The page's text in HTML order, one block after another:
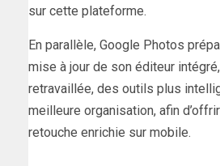
sur cette plateforme.
En parallèle, Google Photos
mise à jour de son éditeur
retravaillée, des outils plus
meilleure organisation, afin
retouche enrichie sur mobile.